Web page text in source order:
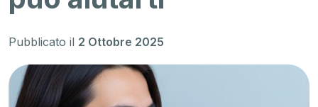
Pubblicato il 2 Ottobre 2025